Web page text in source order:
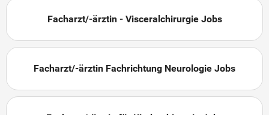
Facharzt/-ärztin - Visceralchirurgie Jobs
Facharzt/-ärztin Fachrichtung Neurologie Jobs